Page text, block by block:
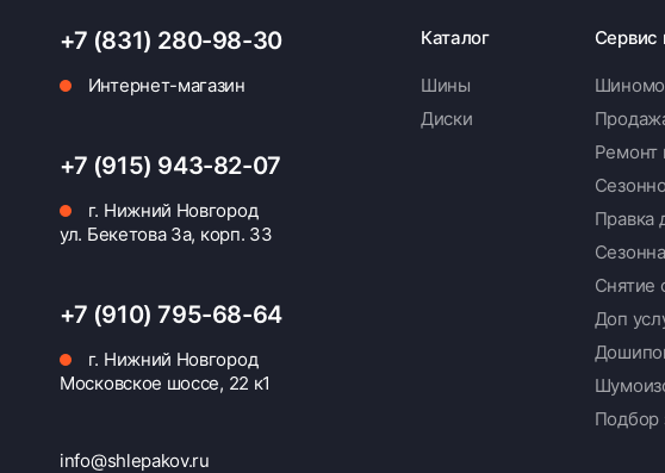
+7 (831) 280-98-30
Интернет-магазин
+7 (915) 943-82-07
г. Нижний Новгород
ул. Бекетова 3а, корп. 33
+7 (910) 795-68-64
г. Нижний Новгород
Московское шоссе, 22 к1
info@shlepakov.ru
Каталог
Шины
Диски
Сервис
Ремонт
Правка
Снятие
Доп
Подбор